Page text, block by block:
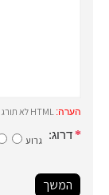
הערה:
דרוג: גרוע
המשך